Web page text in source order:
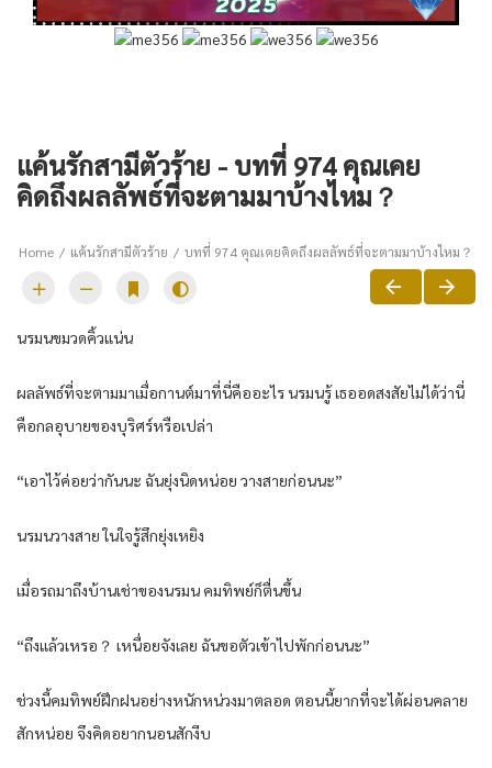
แค้นรักสามีตัวร้าย - บทที่ 974 คุณเคย
คิดถึงผลลัพธ์ที่จะตามมาบ้างไหม？
Home แค้นรักสามีตัวร้าย บทที่ 974 คุณเคยคิดถึงผลลัพธ์ที่จะตามมาบ้างไหม？
นรมนขมวดคิ้วแน่น
ผลลัพธ์ที่จะตามมาเมื่อกานต์มาที่นี่คืออะไร นรมนรู้ เธออดสงสัยไม่ได้ว่านี่
คือกลอุบายของบุริศร์หรือเปล่า
“เอาไว้ค่อยว่ากันนะ ฉันยุ่งนิดหน่อย วางสายก่อนนะ”
นรมนวางสาย ในใจรู้สึกยุ่งเหยิง
เมื่อรถมาถึงบ้านเช่าของนรมน คมทิพย์ก็ตื่นขึ้น
“ถึงแล้วเหรอ？ เหนื่อยจังเลย ฉันขอตัวเข้าไปพักก่อนนะ”
ช่วงนี้คมทิพย์ฝึกฝนอย่างหนักหน่วงมาตลอด ตอนนี้ยากที่จะได้ผ่อนคลาย
สักหน่อย จึงคิดอยากนอนสักงีบ